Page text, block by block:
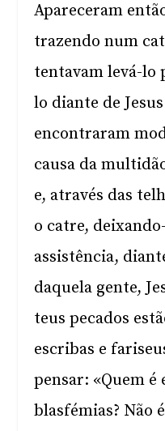
Apareceram
trazendo num
tentavam levá-lo
lo diante de
encontraram
causa da
e, através das
o catre,
assistência,
daquela gente,
teus pecados
escribas e
pensar: «Quem
blasfémias? Não